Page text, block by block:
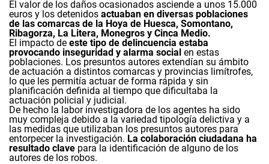
El valor de los daños ocasionados asciende a unos 15.000
euros y los detenidos actuaban en diversas poblaciones
de las comarcas de la Hoya de Huesca, Somontano,
Ribagorza, La Litera, Monegros y Cinca Medio.
El impacto de este tipo de delincuencia estaba
provocando inseguridad y alarma social en estas
poblaciones. Los presuntos autores extendían su ámbito
de actuación a distintos comarcas y provincias limítrofes,
lo que les permitía actuar de forma rápida y sin
planificación definida al tiempo que dificultaba la
actuación policial y judicial.
De hecho la labor investigadora de los agentes ha sido
muy compleja debido a la variedad tipología delictiva y a
las medidas que utilizaban los presuntos autores para
entorpecer la investigación. La colaboración ciudadana ha
resultado clave para la identificación de alguno de los
autores de los robos.